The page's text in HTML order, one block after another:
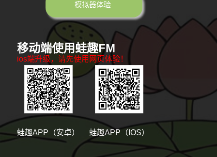
模拟器体验
移动端使用蛙趣FM
ios端升级，请先使用网页体验！
蛙趣APP（安卓） 蛙趣APP（IOS）